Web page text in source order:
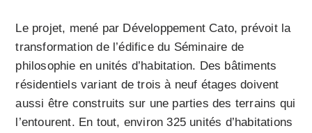
Le projet, mené par Développement Cato, prévoit la
transformation de l’édifice du Séminaire de
philosophie en unités d’habitation. Des bâtiments
résidentiels variant de trois à neuf étages doivent
aussi être construits sur une parties des terrains qui
l’entourent. En tout, environ 325 unités d’habitations